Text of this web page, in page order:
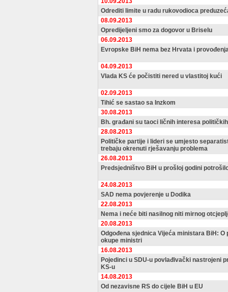
Odrediti limite u radu rukovodioca
08.09.2013
Opredijeljeni smo za dogovor u Briselu
06.09.2013
Evropske BiH nema bez Hrvata i
04.09.2013
Vlada KS će počistiti nered u vlastitoj kući
02.09.2013
Tihić se sastao sa Inzkom
30.08.2013
Bh. građani su taoci ličnih interesa
28.08.2013
Političke partije i lideri se umjesto
trebaju okrenuti rješavanju problema
26.08.2013
Predsjedništvo BiH u prošloj godini
24.08.2013
SAD nema povjerenje u Dodika
22.08.2013
Nema i neće biti nasilnog niti mirnog
20.08.2013
Odgođena sjednica Vijeća ministara BiH:
okupe ministri
16.08.2013
Pojedinci u SDU-u povlađivački nastrojeni
KS-u
14.08.2013
Od nezavisne RS do cijele BiH u EU